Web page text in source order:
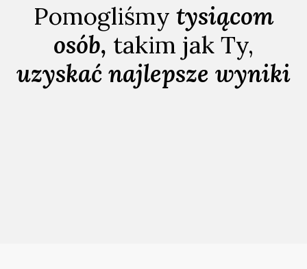
Pomogliśmy tysiącom
osób, takim jak Ty,
uzyskać najlepsze wyniki